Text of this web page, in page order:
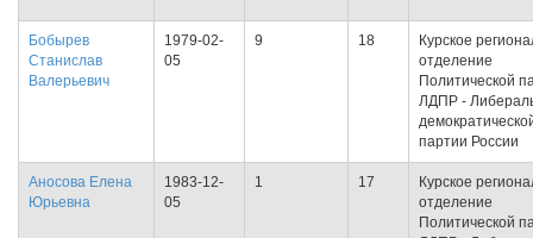
Бобырев
Станислав
Валерьевич
1979-02-
05
9 18
Курское
отделение
Политической
ЛДПР -
партии России
Аносова Елена
Юрьевна
1983-12-
05
1 17
Курское
отделение
Политической